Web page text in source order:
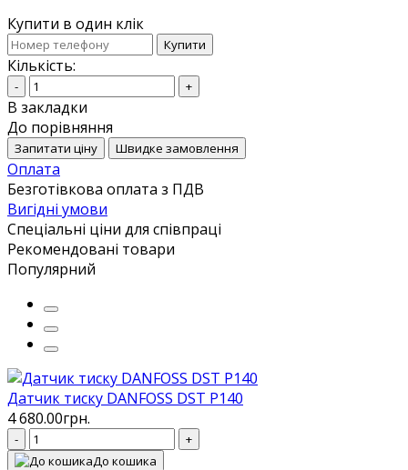
Купити в один клік
Купити
Кількість:
- +
В закладки
До порівняння
Запитати ціну Швидке замовлення
Оплата
Безготівкова оплата з ПДВ
Вигідні умови
Спеціальні ціни для співпраці
Рекомендовані товари
Популярний
Датчик тиску DANFOSS DST P140
4 680.00грн.
-
+
До кошика